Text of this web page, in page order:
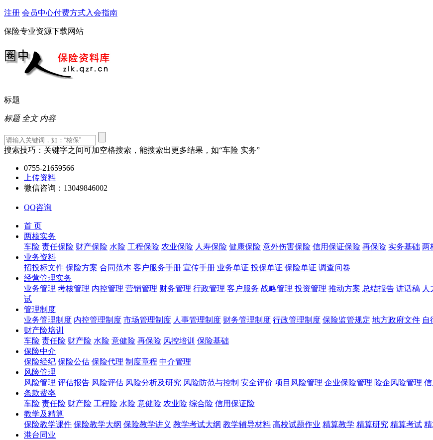
注册 会员中心付费方式入会指南
保险专业资源下载网站
标题
标题 全文 内容
搜索技巧：关键字之间可加空格搜索，能搜索出更多结果，如“车险 实务”
0755-21659566
上传资料
微信咨询：13049846002
QQ咨询
首 页
两核实务
车险 责任保险 财产保险 水险 工程保险 农业保险 人寿保险 健康保险 意外伤害保险 信用保证保险 再保险 实务基础 两
业务资料
招投标文件 保险方案 合同范本 客户服务手册 宣传手册 业务单证 投保单证 保险单证 调查问卷
经营管理实务
业务管理 考核管理 内控管理 营销管理 财务管理 行政管理 客户服务 战略管理 投资管理 推动方案 总结报告 讲话稿 人
试
管理制度
业务管理制度 内控管理制度 市场管理制度 人事管理制度 财务管理制度 行政管理制度 保险监管规定 地方政府文件 自
财产险培训
车险 责任险 财产险 水险 意健险 再保险 风控培训 保险基础
保险中介
保险经纪 保险公估 保险代理 制度章程 中介管理
风险管理
风险管理 评估报告 风险评估 风险分析及研究 风险防范与控制 安全评价 项目风险管理 企业保险管理 险企风险管理
条款费率
车险 责任险 财产险 工程险 水险 意健险 农业险 综合险 信用保证险
教学及精算
保险教学课件 保险教学大纲 保险教学讲义 教学考试大纲 教学辅导材料 高校试题作业 精算教学 精算研究 精算考试
港台同业